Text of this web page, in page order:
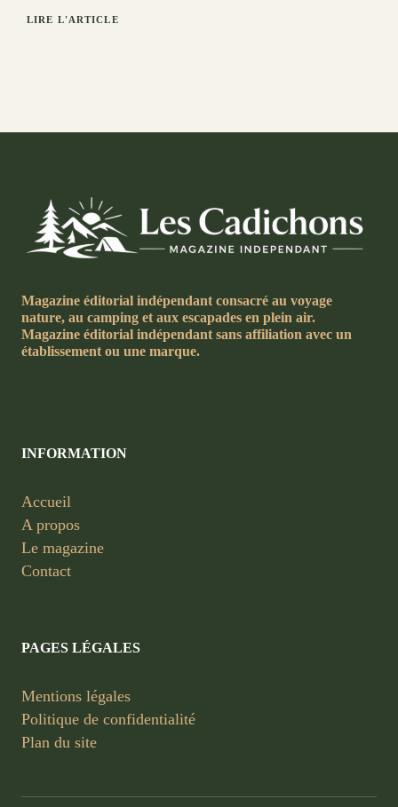
LIRE L'ARTICLE
Magazine éditorial indépendant consacré au voyage
nature, au camping et aux escapades en plein air.
Magazine éditorial indépendant sans affiliation avec un
établissement ou une marque.
INFORMATION
Accueil
A propos
Le magazine
Contact
PAGES LÉGALES
Mentions légales
Politique de confidentialité
Plan du site